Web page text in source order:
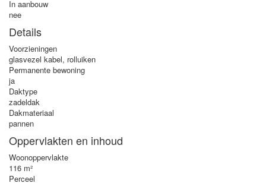
In aanbouw
nee
Details
Voorzieningen
glasvezel kabel, rolluiken
Permanente bewoning
ja
Daktype
zadeldak
Dakmateriaal
pannen
Oppervlakten en inhoud
Woonoppervlakte
116 m²
Perceel